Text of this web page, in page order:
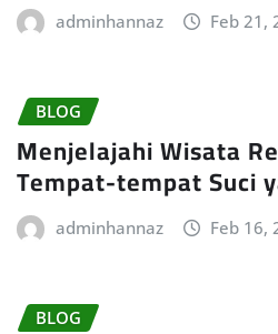
adminhannaz Feb 21,
BLOG
Menjelajahi Wisata
Tempat-tempat Suci
adminhannaz Feb 16,
BLOG